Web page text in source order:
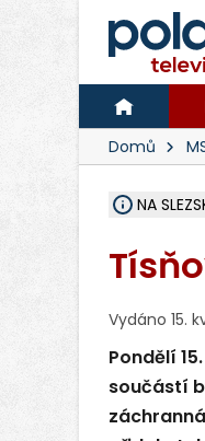
Domů
NA
Vydáno 15.
Pondělí
součástí